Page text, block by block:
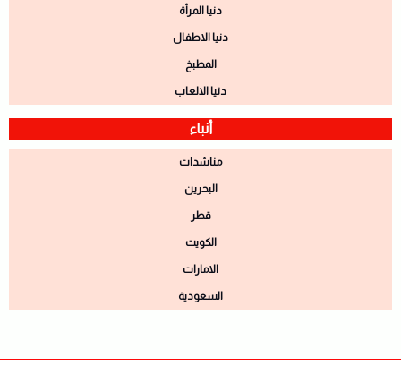
دنيا المرأة
دنيا الاطفال
المطبخ
دنيا الالعاب
أنباء
مناشدات
البحرين
قطر
الكويت
الامارات
السعودية